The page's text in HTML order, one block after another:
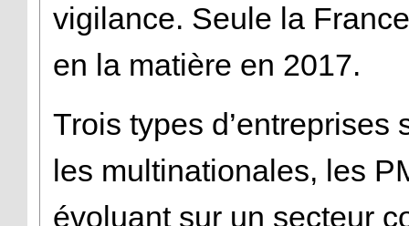
vigilance. Seule la
en la matière en 2017.
Trois types
les multinationales, les
évoluant sur un secteur